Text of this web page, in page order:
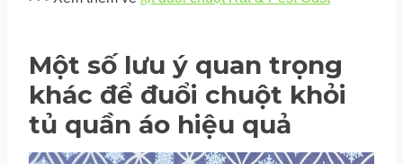
Một số lưu ý quan trọng
khác để đuổi chuột khỏi
tủ quần áo hiệu quả